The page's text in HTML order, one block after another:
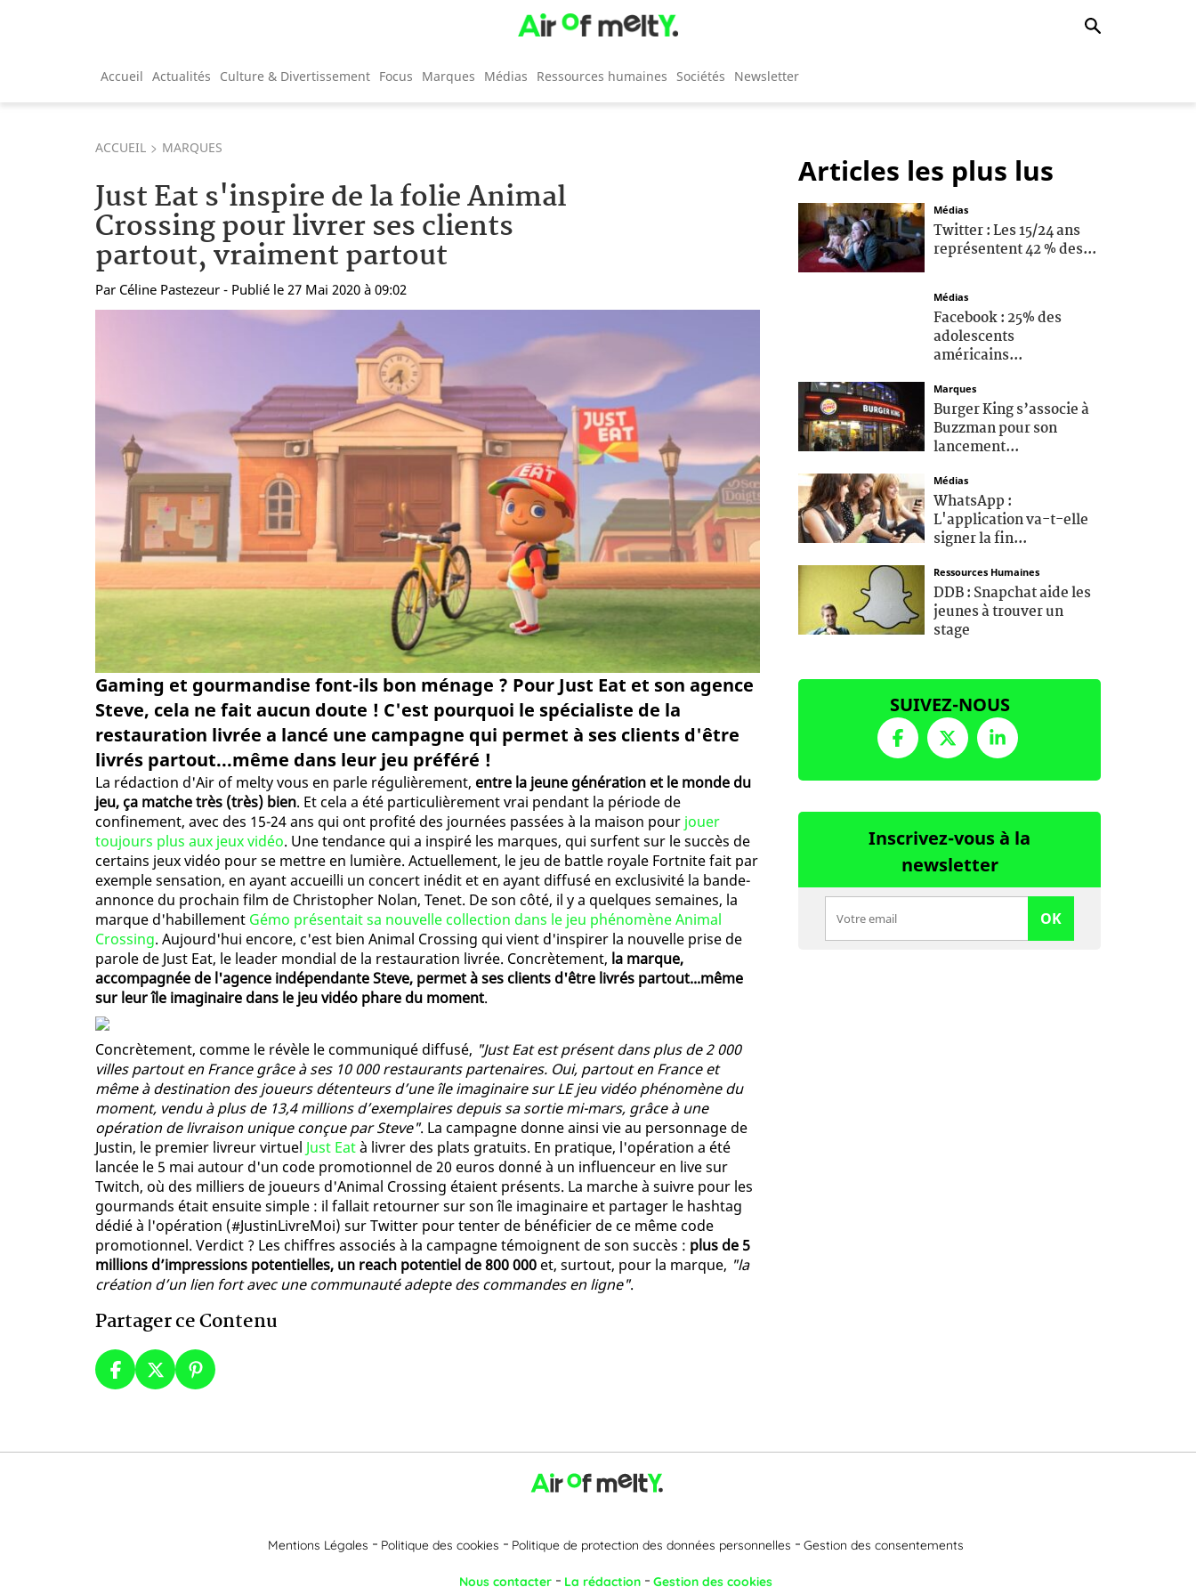
Accueil Actualités Culture & Divertissement Focus Marques Médias Ressources humaines Sociétés Newsletter
ACCUEIL MARQUES
Just Eat s'inspire de la folie Animal
Crossing pour livrer ses clients
partout, vraiment partout
Par Céline Pastezeur - Publié le 27 Mai 2020 à 09:02
Gaming et gourmandise font-ils bon ménage ? Pour Just Eat et son agence
Steve, cela ne fait aucun doute ! C'est pourquoi le spécialiste de la
restauration livrée a lancé une campagne qui permet à ses clients d'être
livrés partout...même dans leur jeu préféré !
La rédaction d'Air of melty vous en parle régulièrement, entre la jeune génération et le monde du
jeu, ça matche très (très) bien. Et cela a été particulièrement vrai pendant la période de
confinement, avec des 15-24 ans qui ont profité des journées passées à la maison pour jouer
toujours plus aux jeux vidéo. Une tendance qui a inspiré les marques, qui surfent sur le succès de
certains jeux vidéo pour se mettre en lumière. Actuellement, le jeu de battle royale Fortnite fait par
exemple sensation, en ayant accueilli un concert inédit et en ayant diffusé en exclusivité la bande-
annonce du prochain film de Christopher Nolan, Tenet. De son côté, il y a quelques semaines, la
marque d'habillement Gémo présentait sa nouvelle collection dans le jeu phénomène Animal
Crossing. Aujourd'hui encore, c'est bien Animal Crossing qui vient d'inspirer la nouvelle prise de
parole de Just Eat, le leader mondial de la restauration livrée. Concrètement, la marque,
accompagnée de l'agence indépendante Steve, permet à ses clients d'être livrés partout...même
sur leur île imaginaire dans le jeu vidéo phare du moment.
Concrètement, comme le révèle le communiqué diffusé, "Just Eat est présent dans plus de 2 000
villes partout en France grâce à ses 10 000 restaurants partenaires. Oui, partout en France et
même à destination des joueurs détenteurs d’une île imaginaire sur LE jeu vidéo phénomène du
moment, vendu à plus de 13,4 millions d’exemplaires depuis sa sortie mi-mars, grâce à une
opération de livraison unique conçue par Steve". La campagne donne ainsi vie au personnage de
Justin, le premier livreur virtuel Just Eatà livrer des plats gratuits. En pratique, l'opération a été
lancée le 5 mai autour d'un code promotionnel de 20 euros donné à un influenceur en live sur
Twitch, où des milliers de joueurs d'Animal Crossing étaient présents. La marche à suivre pour les
gourmands était ensuite simple : il fallait retourner sur son île imaginaire et partager le hashtag
dédié à l'opération (#JustinLivreMoi) sur Twitter pour tenter de bénéficier de ce même code
promotionnel. Verdict ? Les chiffres associés à la campagne témoignent de son succès : plus de 5
millions d’impressions potentielles, un reach potentiel de 800 000 et, surtout, pour la marque, "la
création d’un lien fort avec une communauté adepte des commandes en ligne".
Partager ce Contenu
Articles les plus lus
Médias
Twitter : Les 15/24 ans
représentent 42 % des...
Médias
Facebook : 25% des
adolescents
américains...
Marques
Burger King s’associe à
Buzzman pour son
lancement...
Médias
WhatsApp :
L'application va-t-elle
signer la fin...
Ressources Humaines
DDB : Snapchat aide les
jeunes à trouver un
stage
SUIVEZ-NOUS
Inscrivez-vous à la
newsletter
OK
Mentions Légales Politique des cookies Politique de protection des données personnelles Gestion des consentements
Nous contacter La rédaction Gestion des cookies